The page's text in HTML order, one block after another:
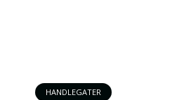
HANDLEGATER